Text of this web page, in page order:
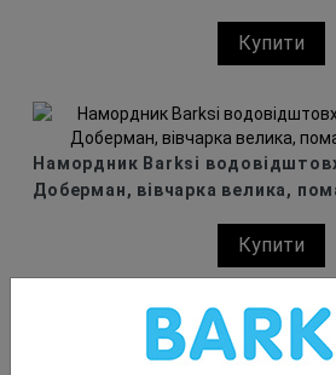
Купити
Намордник Barksi
Доберман, вівчарка велика,
Купити